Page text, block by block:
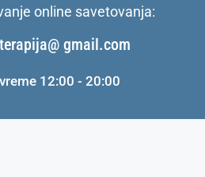
online savetovanja:
gmail.com
12:00 - 20:00